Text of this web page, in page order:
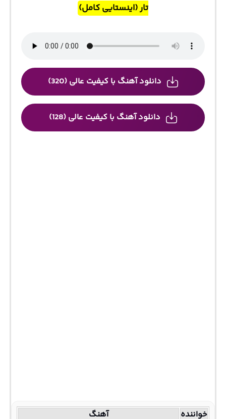
تار (اینستایی کامل)
دانلود آهنگ با کیفیت عالی (320)
دانلود آهنگ با کیفیت عالی (128)
خواننده آهنگ